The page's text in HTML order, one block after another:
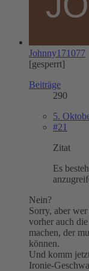
Johnny171077
[gesperrt]
Beiträge
290
5.
#21
Zitat
Es
Nein?
Sorry, aber
vorher auch
machen, der
können.
Und komm
Ironie-